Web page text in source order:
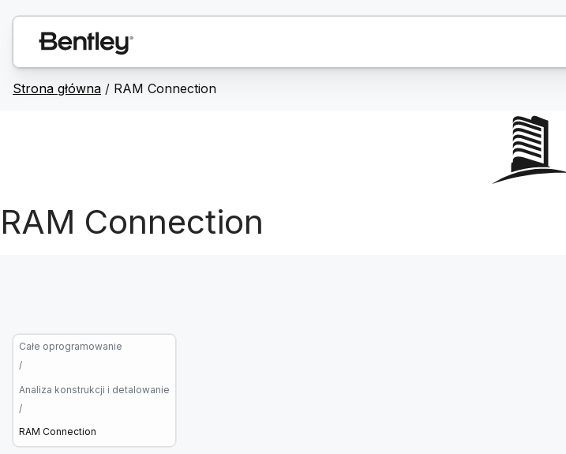
Strona główna / RAM Connection
RAM Connection
Całe oprogramowanie
/
Analiza konstrukcji i detalowanie
/
RAM Connection